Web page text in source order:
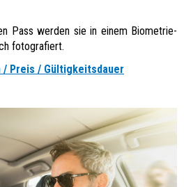
Pass werden sie in einem Biometrie-
fotografiert.
/ Preis / Gültigkeitsdauer